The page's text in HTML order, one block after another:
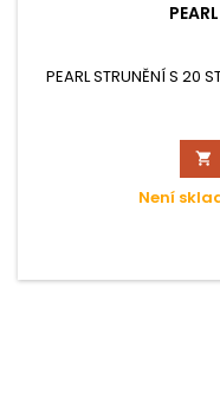
PEARL STRUNĚNÍ S 20

Není